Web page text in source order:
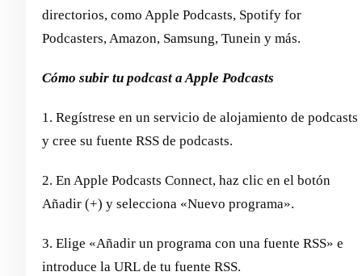
directorios, como Apple Podcasts, Spotify for
Podcasters, Amazon, Samsung, Tunein y más.
Cómo subir tu podcast a Apple Podcasts
1. Regístrese en un servicio de alojamiento de podcasts
y cree su fuente RSS de podcasts.
2. En Apple Podcasts Connect, haz clic en el botón
Añadir (+) y selecciona «Nuevo programa».
3. Elige «Añadir un programa con una fuente RSS» e
introduce la URL de tu fuente RSS.